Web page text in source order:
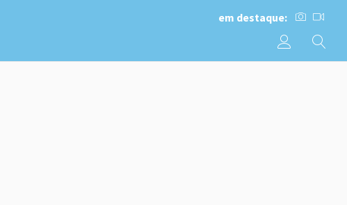
em destaque: